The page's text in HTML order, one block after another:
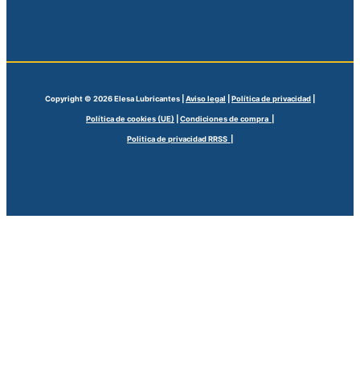
Copyright © 2026 Elesa Lubricantes | Aviso legal Política de privacidad
Política de cookies (UE) Condiciones de compra |
Politica de privacidad RRSS |